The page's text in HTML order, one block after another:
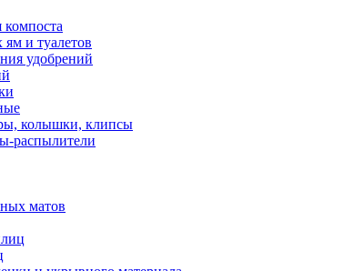
компоста
и туалетов
удобрений
колышки, клипсы
распылители
матов